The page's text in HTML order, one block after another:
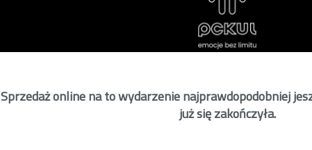
Sprzedaż online na to wydarzenie najprawdopodobniej
już się zakończyła.